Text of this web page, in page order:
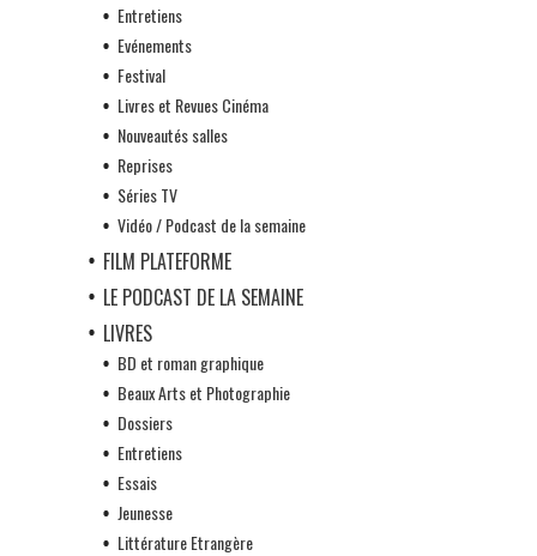
Entretiens
Evénements
Festival
Livres et Revues Cinéma
Nouveautés salles
Reprises
Séries TV
Vidéo / Podcast de la semaine
FILM PLATEFORME
LE PODCAST DE LA SEMAINE
LIVRES
BD et roman graphique
Beaux Arts et Photographie
Dossiers
Entretiens
Essais
Jeunesse
Littérature Etrangère